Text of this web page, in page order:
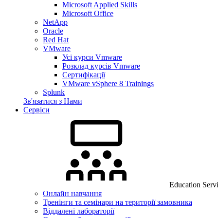
Microsoft Applied Skills
Microsoft Office
NetApp
Oracle
Red Hat
VMware
Усі курси Vmware
Розклад курсів Vmware
Сертифікації
VMware vSphere 8 Trainings
Splunk
Зв'язатися з Нами
Сервіси
Education
Онлайн навчання
Тренінги та семінари на території замовника
Віддалені лабораторії